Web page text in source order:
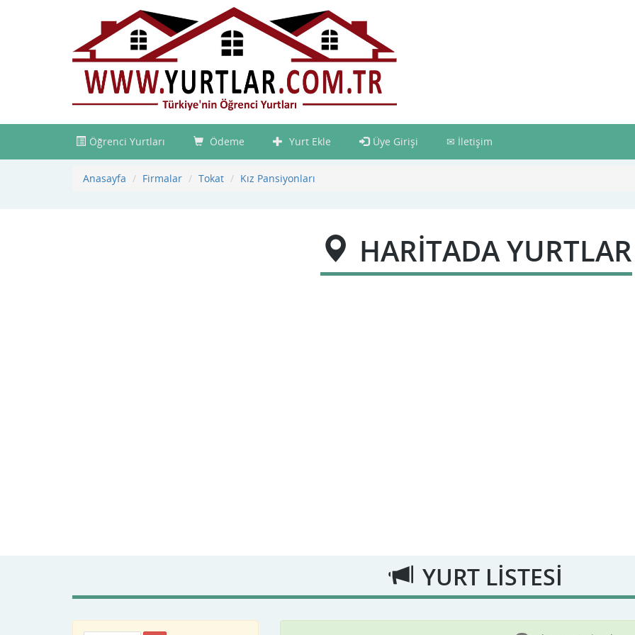
Öğrenci Yurtları Ödeme Yurt Ekle Üye Girişi İletişim
Anasayfa Firmalar Tokat Kız Pansiyonları
HARİTADA YURTLAR
YURT LİSTESİ